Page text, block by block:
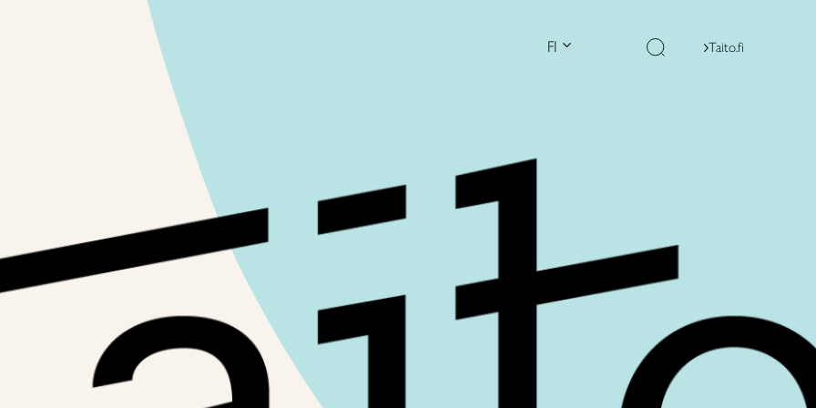
FI Taito.fi